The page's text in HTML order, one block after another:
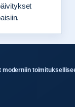
moderniin